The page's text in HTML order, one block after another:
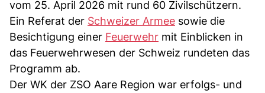
vom 25. April 2026 mit rund 60 Zivilschützern.
Ein Referat der Schweizer Armee sowie die
Besichtigung einer Feuerwehr mit Einblicken in
das Feuerwehrwesen der Schweiz rundeten das
Programm ab.
Der WK der ZSO Aare Region war erfolgs- und